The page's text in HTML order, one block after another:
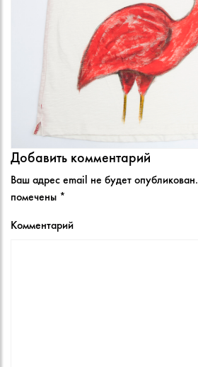
Добавить комментарий
Ваш адрес email не будет опубликован.
помечены *
Комментарий